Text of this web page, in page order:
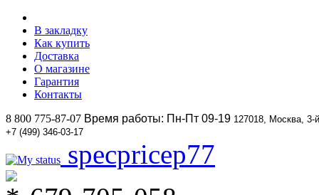
В закладку
Как купить
Доставка
О магазине
Гарантия
Контакты
8 800 775-87-07 Время работы: Пн-Пт 09-19 127018, Москва,
+7 (499) 346-03-17
specpricep77